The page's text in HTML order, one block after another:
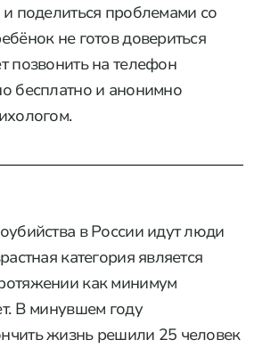
поделиться проблемами со
не готов довериться
позвонить на телефон
бесплатно и анонимно
в России идут люди
категория является
как минимум
В минувшем году
жизнь решили 25 человек